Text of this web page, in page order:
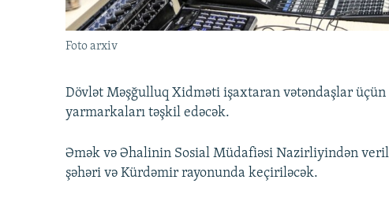
BIZIMLƏ ƏLAQƏ
Foto arxiv
Dövlət Məşğulluq Xidməti işaxtaran vətəndaşlar
yarmarkaları təşkil edəcək.
Əmək və Əhalinin Sosial Müdafiəsi Nazirliyindən
şəhəri və Kürdəmir rayonunda keçiriləcək.